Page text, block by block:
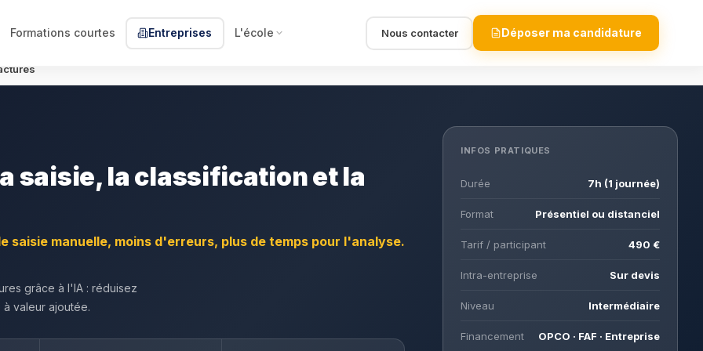
Formations courtes Entreprises L'école Nous contacter Déposer ma candidature
saisie, la classification et la
manuelle, moins d'erreurs, plus de temps pour l'analyse.
grâce à l'IA : réduisez
valeur ajoutée.
INFOS PRATIQUES
Durée 7h (1 journée)
Format Présentiel ou distanciel
Tarif / participant 490 €
Intra-entreprise Sur devis
Niveau Intermédiaire
Financement OPCO · FAF · Entreprise